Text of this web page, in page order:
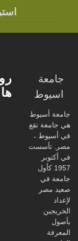
جامعة
اسيوط
جامعة أسيوط
هي جامعة تقع
في أسيوط ،
مصر. تأسست
في أكتوبر
1957 كأول
جامعة في
صعيد مصر
لإعداد
الخريجين
بأصول
المعرفة